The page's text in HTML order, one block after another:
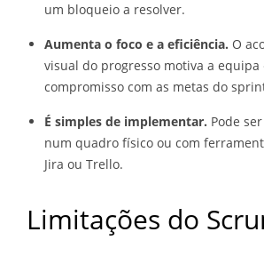
um bloqueio a resolver.
Aumenta o foco e a eficiência. O
visual do progresso motiva a equipa
compromisso com as metas do
É simples de implementar. Pode
num quadro físico ou com
Jira ou Trello.
Limitações do